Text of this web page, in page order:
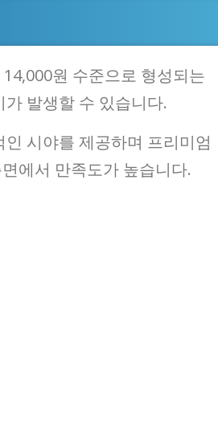
원 수준으로 형성되는
발생할 수 있습니다.
시야를 제공하며 프리미엄
에서 만족도가 높습니다.